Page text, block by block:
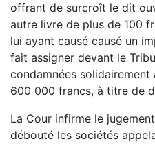
offrant de surcroît le dit
autre livre de plus de 100
lui ayant causé causé un
fait assigner devant le
condamnées solidairement
600 000 francs, à titre de
La Cour infirme le
débouté les sociétés